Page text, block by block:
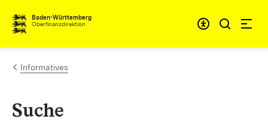
Zum Inhalt springen
Baden-Württemberg
Oberfinanzdirektion
Informatives
Suche